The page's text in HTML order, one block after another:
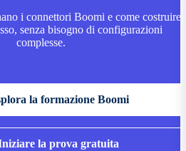
i connettori Boomi e come costruire
senza bisogno di configurazioni
complesse.
la formazione Boomi
la prova gratuita